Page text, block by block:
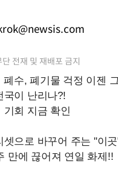
전재 및 재배포 금지